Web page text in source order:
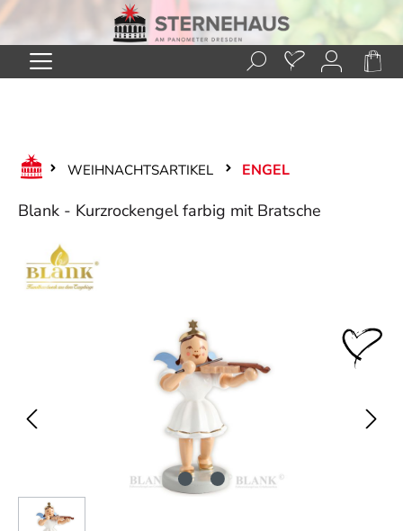
Zum Hauptinhalt springen
WEIHNACHTSARTIKEL ENGEL
Blank - Kurzrockengel farbig mit Bratsche
Bildergalerie überspringen